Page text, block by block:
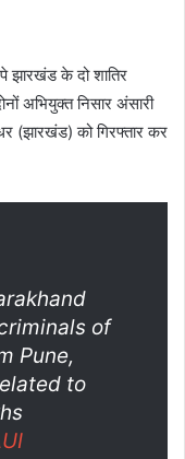
झारखंड के दो शातिर
अभियुक्त निसार अंसारी
(झारखंड) को गिरफ्तार कर
of
Pune,
to